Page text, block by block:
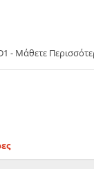
- Μάθετε